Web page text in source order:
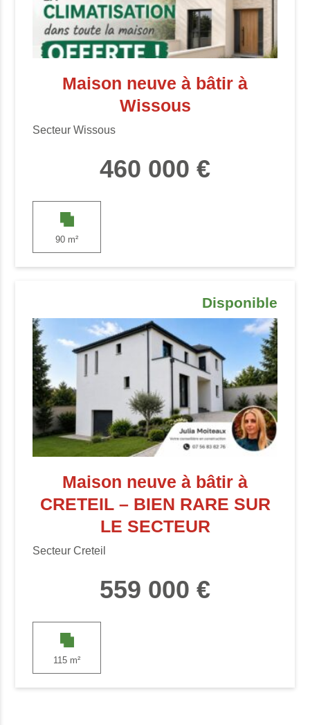
Maison neuve à bâtir à
Wissous
Secteur Wissous
460 000 €
90 m²
Disponible
Maison neuve à bâtir à
CRETEIL – BIEN RARE SUR
LE SECTEUR
Secteur Creteil
559 000 €
115 m²